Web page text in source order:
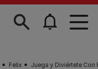
Felix Juega y Diviértete Con